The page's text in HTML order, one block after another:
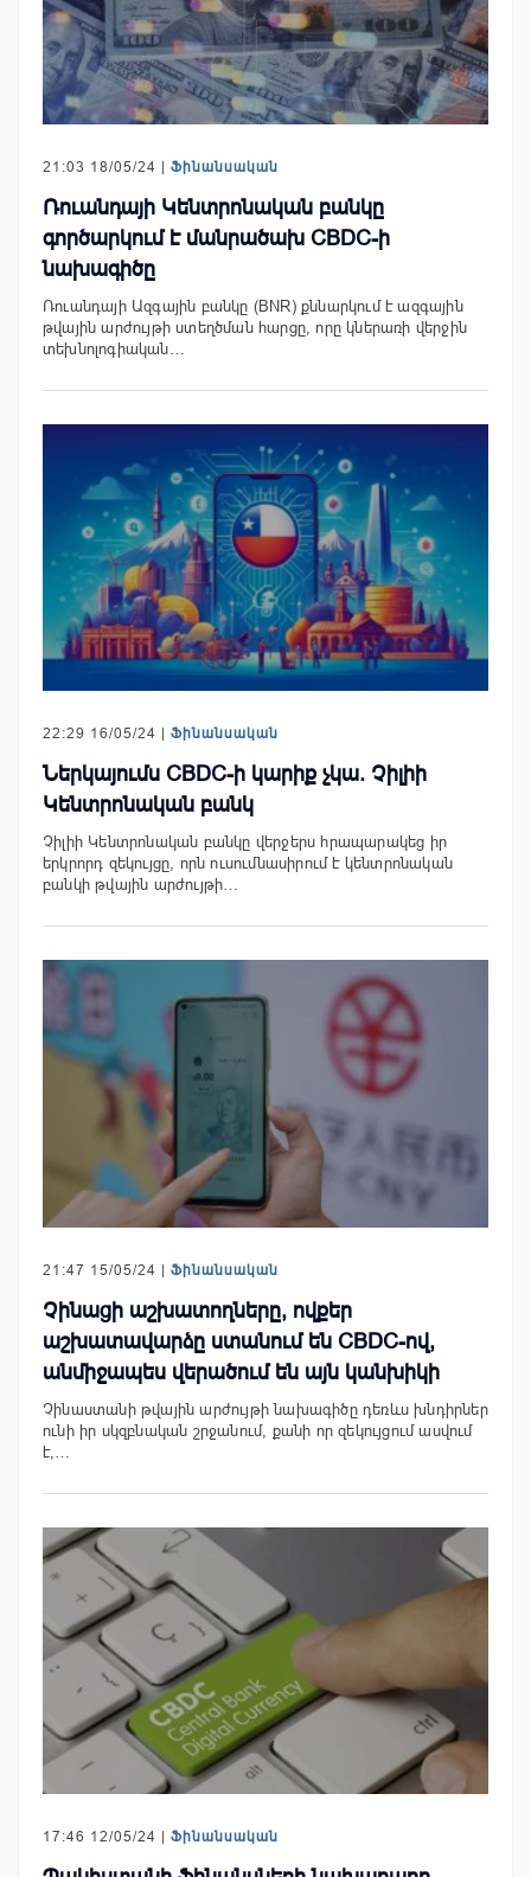
21:03 18/05/24 | Ֆինանսական
Ռուանդայի Կենտրոնական բանկը
գործարկում է մանրածախ CBDC-ի
նախագիծը
Ռուանդայի Ազգային բանկը (BNR) քննարկում է ազգային
թվային արժույթի ստեղծման հարցը, որը կներառի վերջին
տեխնոլոգիական…
22:29 16/05/24 | Ֆինանսական
Ներկայումս CBDC-ի կարիք չկա. Չիլիի
Կենտրոնական բանկ
Չիլիի Կենտրոնական բանկը վերջերս հրապարակեց իր
երկրորդ զեկույցը, որն ուսումնասիրում է կենտրոնական
բանկի թվային արժույթի…
21:47 15/05/24 | Ֆինանսական
Չինացի աշխատողները, ովքեր
աշխատավարձը ստանում են CBDC-ով,
անմիջապես վերածում են այն կանխիկի
Չինաստանի թվային արժույթի նախագիծը դեռևս խնդիրներ
ունի իր սկզբնական շրջանում, քանի որ զեկույցում ասվում
է,…
17:46 12/05/24 | Ֆինանսական